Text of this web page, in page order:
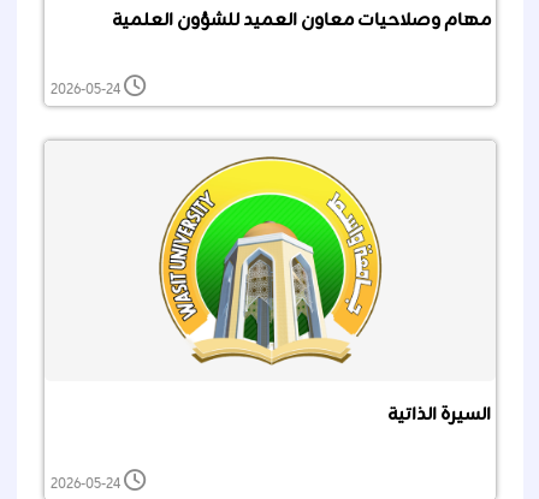
مهام وصلاحيات معاون العميد للشؤون العلمية
2026-05-24
السيرة الذاتية
2026-05-24